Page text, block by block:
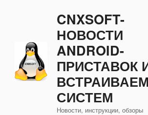
CNXSOFT-
НОВОСТИ
ANDROID-
ПРИСТАВОК
СИСТЕМ
Новости, инструкции, обзоры